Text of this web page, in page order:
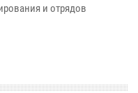
и отрядов